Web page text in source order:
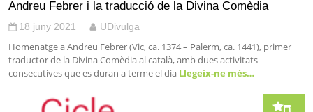
Andreu Febrer i la traducció de la Divina Comèdia
18 juny 2021 UDivulga
Homenatge a Andreu Febrer (Vic, ca. 1374 – Palerm, ca. 1441), primer
traductor de la Divina Comèdia al català, amb dues activitats
consecutives que es duran a terme el dia Llegeix-ne més…